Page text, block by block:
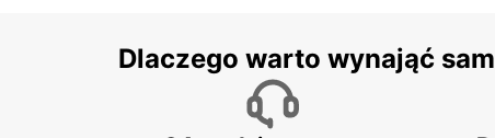
Dlaczego warto wynająć